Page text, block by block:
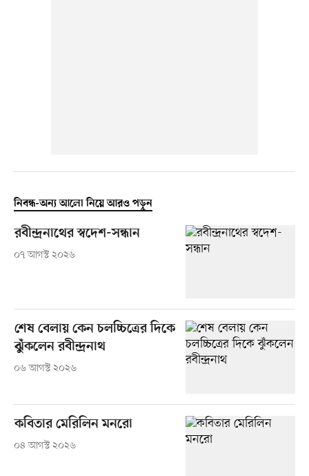
নিবন্ধ-অন্য আলো নিয়ে আরও পড়ুন
রবীন্দ্রনাথের স্বদেশ-সন্ধান
০৭ আগস্ট ২০২৬
শেষ বেলায় কেন চলচ্চিত্রের দিকে
ঝুঁকলেন রবীন্দ্রনাথ
০৬ আগস্ট ২০২৬
কবিতার মেরিলিন মনরো
০৪ আগস্ট ২০২৬